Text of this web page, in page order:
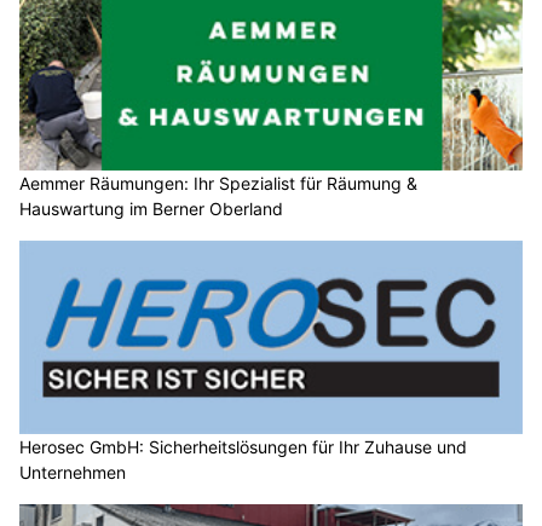
Aemmer Räumungen: Ihr Spezialist für Räumung &
Hauswartung im Berner Oberland
Herosec GmbH: Sicherheitslösungen für Ihr Zuhause und
Unternehmen